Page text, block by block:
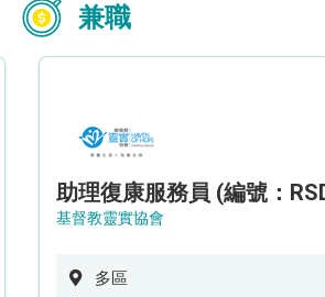
兼職
基督教靈實協會
多區